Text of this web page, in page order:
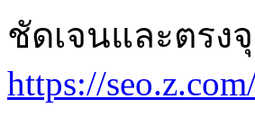
ชัดเจนและตรง
https://